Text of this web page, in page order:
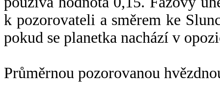
k pozorovateli a směrem ke
pokud se planetka nachází v
Průměrnou pozorovanou